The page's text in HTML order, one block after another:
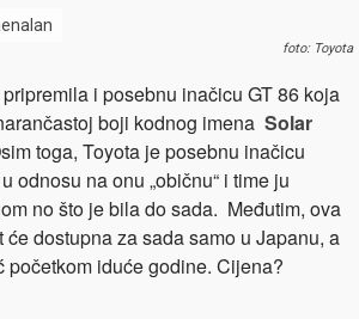
foto: Toyota
i posebnu inačicu GT 86 koja
boji kodnog imena Solar
toga, Toyota je posebnu inačicu
odnosu na onu „običnu“ i time ju
no što je bila do sada. Međutim, ova
dostupna za sada samo u Japanu, a
početkom iduće godine. Cijena?